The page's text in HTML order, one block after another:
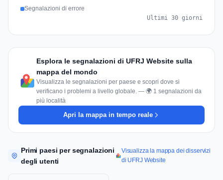
Segnalazioni di errore
Ultimi 30 giorni
Esplora le segnalazioni di UFRJ Website sulla
mappa del mondo
Visualizza le segnalazioni per paese e scopri dove si
verificano i problemi a livello globale. — 🌍 1 segnalazioni da
più località
Apri la mappa in tempo reale
Primi paesi per segnalazioni
degli utenti
Visualizza la mappa dei disservizi
di UFRJ Website